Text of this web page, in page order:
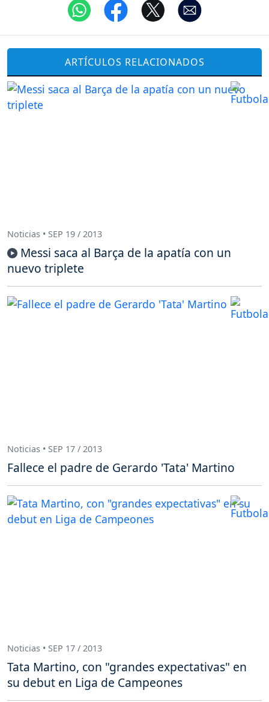
ARTÍCULOS RELACIONADOS
Noticias • SEP 19 / 2013
Messi saca al Barça de la apatía con un
nuevo triplete
Noticias • SEP 17 / 2013
Fallece el padre de Gerardo 'Tata' Martino
Noticias • SEP 17 / 2013
Tata Martino, con "grandes expectativas" en
su debut en Liga de Campeones